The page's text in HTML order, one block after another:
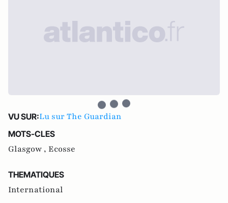
VU SUR:Lu sur The Guardian
MOTS-CLES
Glasgow , Ecosse
THEMATIQUES
International